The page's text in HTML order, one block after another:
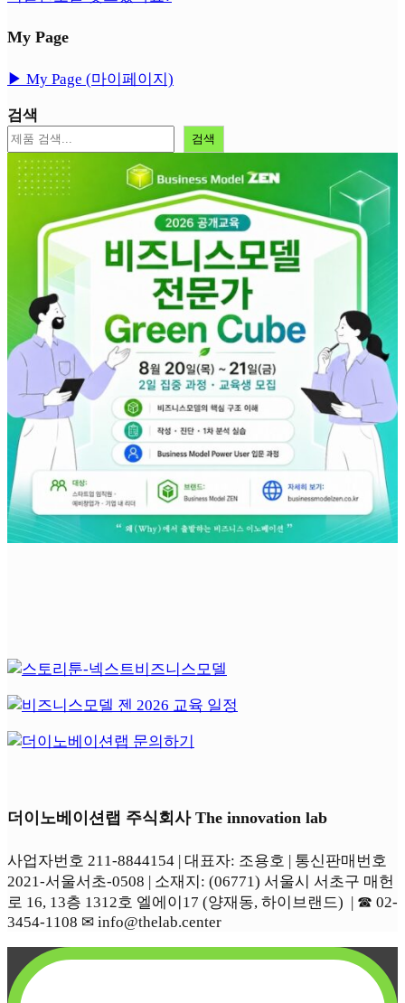
My Page
▶︎ My Page (마이페이지)
검색
검색
더이노베이션랩 주식회사 The innovation lab
사업자번호 211-8844154 | 대표자: 조용호 | 통신판매번호
2021-서울서초-0508 | 소재지: (06771) 서울시 서초구 매헌
로 16, 13층 1312호 엘에이17 (양재동, 하이브랜드) | ☎︎ 02-
3454-1108 ✉︎ info@thelab.center